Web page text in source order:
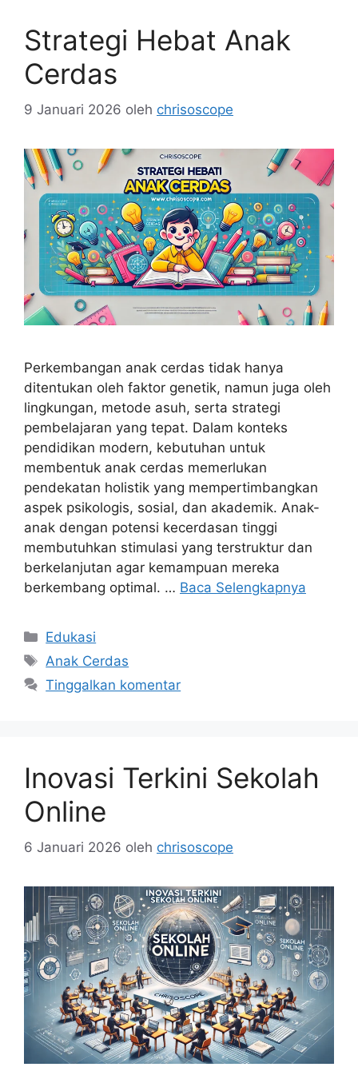
Strategi Hebat Anak
Cerdas
9 Januari 2026 oleh chrisoscope
Perkembangan anak cerdas tidak hanya
ditentukan oleh faktor genetik, namun juga oleh
lingkungan, metode asuh, serta strategi
pembelajaran yang tepat. Dalam konteks
pendidikan modern, kebutuhan untuk
membentuk anak cerdas memerlukan
pendekatan holistik yang mempertimbangkan
aspek psikologis, sosial, dan akademik. Anak-
anak dengan potensi kecerdasan tinggi
membutuhkan stimulasi yang terstruktur dan
berkelanjutan agar kemampuan mereka
berkembang optimal. … Baca Selengkapnya
Kategori
Edukasi
Tag
Anak Cerdas
Tinggalkan komentar
Inovasi Terkini Sekolah
Online
6 Januari 2026 oleh chrisoscope